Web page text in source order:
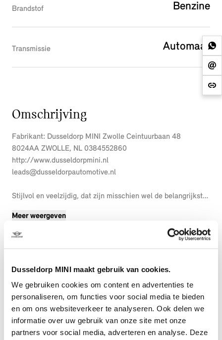
Dusseldorp MINI maakt gebruik van cookies.
We gebruiken cookies om content en advertenties te
personaliseren, om functies voor social media te bieden
en om ons websiteverkeer te analyseren. Ook delen we
informatie over uw gebruik van onze site met onze
partners voor social media, adverteren en analyse. Deze
Benzine
Brandstof
Automaat
Transmissie
Omschrijving
Fabrikant: Dusseldorp MINI Zwolle Ceintuurbaan 48
8024AA ZWOLLE, NL 0384552860
http://www.dusseldorpmini.nl
leads@dusseldorpautomotive.nl
Stijlvol en veelzijdig, dat zijn misschien wel de belangrijkste
bovendien voorzien van verschillende systemen die het
autorijden aangenamer en veiliger maken. Met zijn
benzinemotor en automatische transmissie is dit een prima
de uitrusting van deze auto. Bij de rijke uitrusting horen ook
donker getint glas achter, in delen neerklapbare achterbank
en LED-achterlichten.
Kommaar-kommaar-kommaar, aldus de achteruitrijcamera.
Meer weergeven